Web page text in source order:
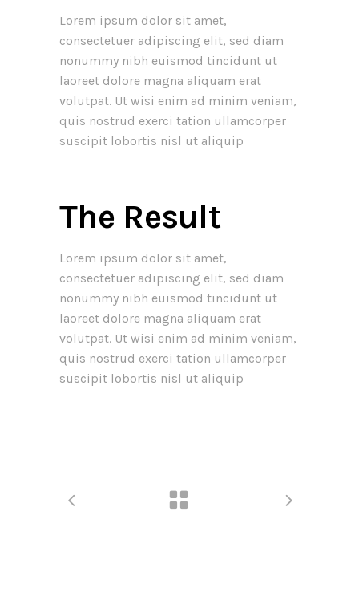
Lorem ipsum dolor sit amet,
consectetuer adipiscing elit, sed diam
nonummy nibh euismod tincidunt ut
laoreet dolore magna aliquam erat
volutpat. Ut wisi enim ad minim veniam,
quis nostrud exerci tation ullamcorper
suscipit lobortis nisl ut aliquip
The Result
Lorem ipsum dolor sit amet,
consectetuer adipiscing elit, sed diam
nonummy nibh euismod tincidunt ut
laoreet dolore magna aliquam erat
volutpat. Ut wisi enim ad minim veniam,
quis nostrud exerci tation ullamcorper
suscipit lobortis nisl ut aliquip